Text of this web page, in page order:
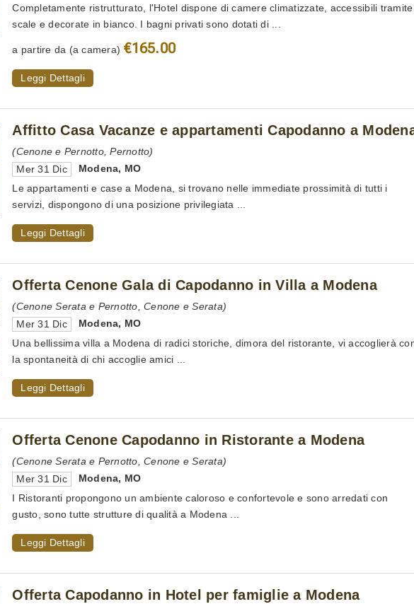
Completamente ristrutturato, l'Hotel dispone di camere climatizzate, accessibili tramite
scale e decorate in bianco. I bagni privati sono dotati di ...
a partire da (a camera) €165.00
Leggi Dettagli
Affitto Casa Vacanze e appartamenti Capodanno a
(Cenone e Pernotto, Pernotto)
Mer 31 Dic
Modena, MO
Le appartamenti e case a Modena, si trovano nelle immediate prossimità di tutti i
servizi, dispongono di una posizione privilegiata ...
Leggi Dettagli
Offerta Cenone Gala di Capodanno in Villa a Modena
(Cenone Serata e Pernotto, Cenone e Serata)
Mer 31 Dic
Modena, MO
Una bellissima villa a Modena di radici storiche, dimora del ristorante, vi accoglierà
la spontaneità di chi accoglie amici ...
Leggi Dettagli
Offerta Cenone Capodanno in Ristorante a Modena
(Cenone Serata e Pernotto, Cenone e Serata)
Mer 31 Dic
Modena, MO
I Ristoranti propongono un ambiente caloroso e confortevole e sono arredati con
gusto, sono tutte strutture di qualità a Modena ...
Leggi Dettagli
Offerta Capodanno in Hotel per famiglie a Modena